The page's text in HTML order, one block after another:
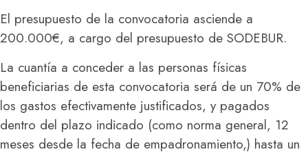
El presupuesto de la convocatoria asciende a
200.000€, a cargo del presupuesto de SODEBUR.
La cuantía a conceder a las personas físicas
beneficiarias de esta convocatoria será de un 70% de
los gastos efectivamente justificados, y pagados
dentro del plazo indicado (como norma general, 12
meses desde la fecha de empadronamiento,) hasta un